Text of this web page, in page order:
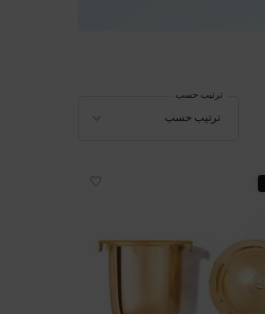
ترتيب حسب
ترتيب حسب